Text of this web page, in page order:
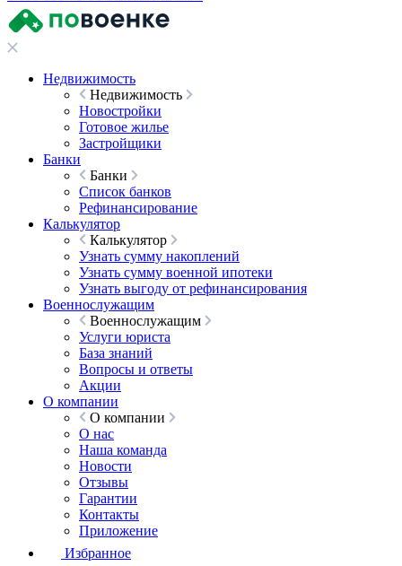
Недвижимость
Недвижимость
Новостройки
Готовое жилье
Застройщики
Банки
Банки
Список банков
Рефинансирование
Калькулятор
Калькулятор
Узнать сумму накоплений
Узнать сумму военной ипотеки
Узнать выгоду от рефинансирования
Военнослужащим
Военнослужащим
Услуги юриста
База знаний
Вопросы и ответы
Акции
О компании
О компании
О нас
Наша команда
Новости
Отзывы
Гарантии
Контакты
Приложение
Избранное